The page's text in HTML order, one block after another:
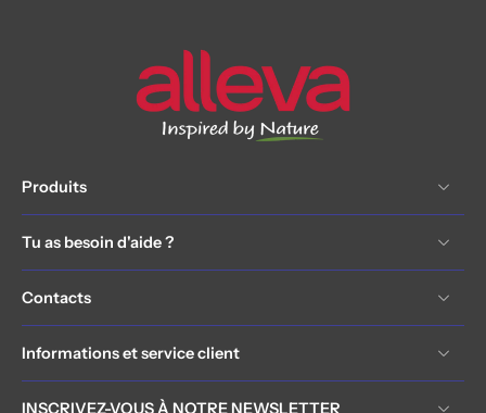
Produits
Tu as besoin d'aide ?
Contacts
Informations et service client
INSCRIVEZ-VOUS À NOTRE NEWSLETTER